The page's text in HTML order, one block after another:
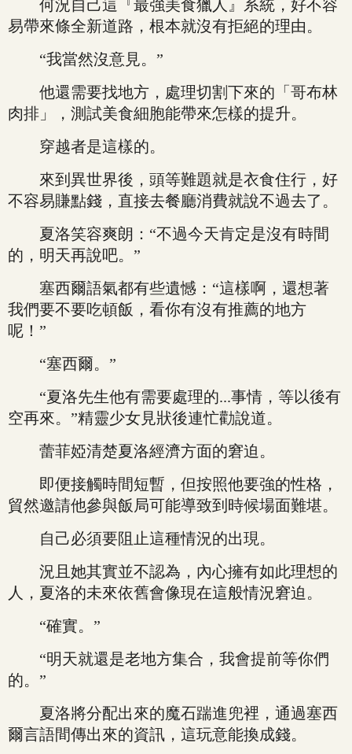
何況自己這『最強美食獵人』系統，好不容
易帶來條全新道路，根本就沒有拒絕的理由。
“我當然沒意見。”
他還需要找地方，處理切割下來的「哥布林
肉排」，測試美食細胞能帶來怎樣的提升。
穿越者是這樣的。
來到異世界後，頭等難題就是衣食住行，好
不容易賺點錢，直接去餐廳消費就說不過去了。
夏洛笑容爽朗：“不過今天肯定是沒有時間
的，明天再說吧。”
塞西爾語氣都有些遺憾：“這樣啊，還想著
我們要不要吃頓飯，看你有沒有推薦的地方
呢！”
“塞西爾。”
“夏洛先生他有需要處理的...事情，等以後有
空再來。”精靈少女見狀後連忙勸說道。
蕾菲婭清楚夏洛經濟方面的窘迫。
即便接觸時間短暫，但按照他要強的性格，
貿然邀請他參與飯局可能導致到時候場面難堪。
自己必須要阻止這種情況的出現。
況且她其實並不認為，內心擁有如此理想的
人，夏洛的未來依舊會像現在這般情況窘迫。
“確實。”
“明天就還是老地方集合，我會提前等你們
的。”
夏洛將分配出來的魔石踹進兜裡，通過塞西
爾言語間傳出來的資訊，這玩意能換成錢。